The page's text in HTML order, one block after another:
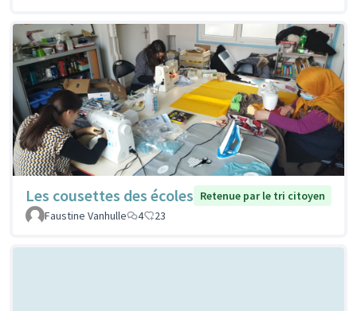
Les cousettes des écoles Retenue par le tri citoyen
Faustine Vanhulle
4 23